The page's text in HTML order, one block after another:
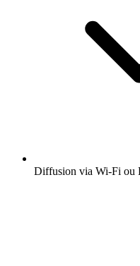
Diffusion via Wi-Fi ou